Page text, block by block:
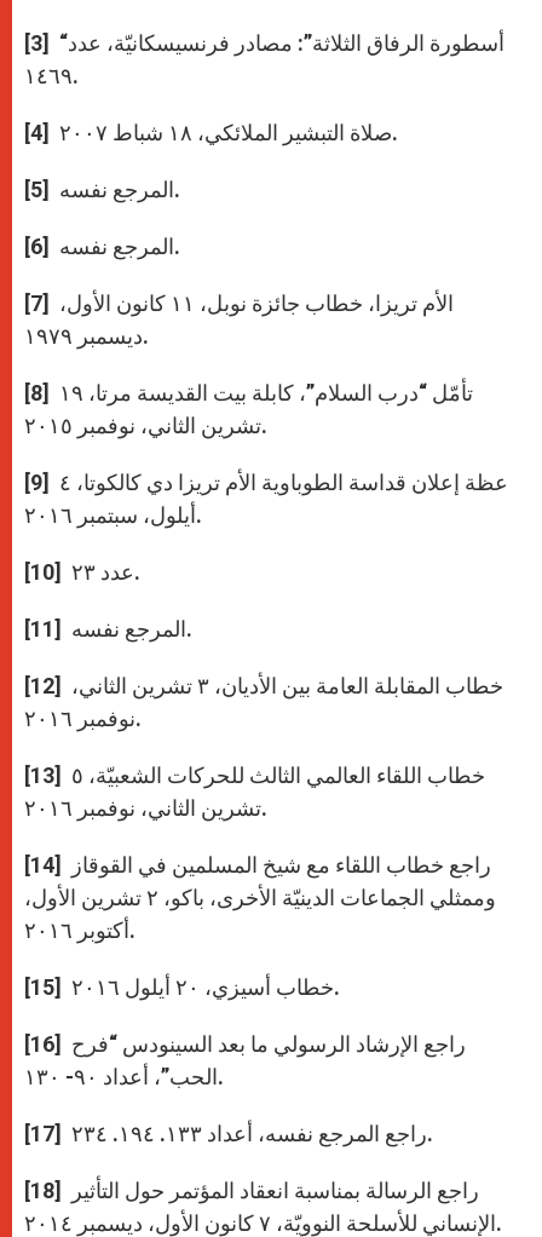
[3] “أسطورة الرفاق الثلاثة”: مصادر فرنسيسكانيّة، عدد
۱٤٦۹.
[4] صلاة التبشير الملائكي، ١۸ شباط ۲۰۰۷.
[5] المرجع نفسه.
[6] المرجع نفسه.
[7] الأم تريزا، خطاب جائزة نوبل، ١١ كانون الأول،
ديسمبر ١۹۷۹.
[8] تأمّل “درب السلام”، كابلة بيت القديسة مرتا، ١۹
تشرين الثاني، نوفمبر ۲۰١٥.
[9] عظة إعلان قداسة الطوباوية الأم تريزا دي كالكوتا، ٤
أيلول، سبتمبر ۲۰١٦.
[10] عدد ۲۳.
[11] المرجع نفسه.
[12] خطاب المقابلة العامة بين الأديان، ۳ تشرين الثاني،
نوفمبر ۲۰۱٦.
[13] خطاب اللقاء العالمي الثالث للحركات الشعبيّة، ٥
تشرين الثاني، نوفمبر ۲۰۱٦.
[14] راجع خطاب اللقاء مع شيخ المسلمين في القوقاز
وممثلي الجماعات الدينيّة الأخرى، باكو، ۲ تشرين الأول،
أكتوبر ۲۰۱٦.
[15] خطاب أسيزي، ۲۰ أيلول ۲۰١٦.
[16] راجع الإرشاد الرسولي ما بعد السينودس “فرح
الحب”، أعداد ۹۰- ۱۳۰.
[17] راجع المرجع نفسه، أعداد ۱۳۳. ۱۹٤. ۲۳٤.
[18] راجع الرسالة بمناسبة انعقاد المؤتمر حول التأثير
الإنساني للأسلحة النوويّة، ۷ كانون الأول، ديسمبر ۲۰۱٤.